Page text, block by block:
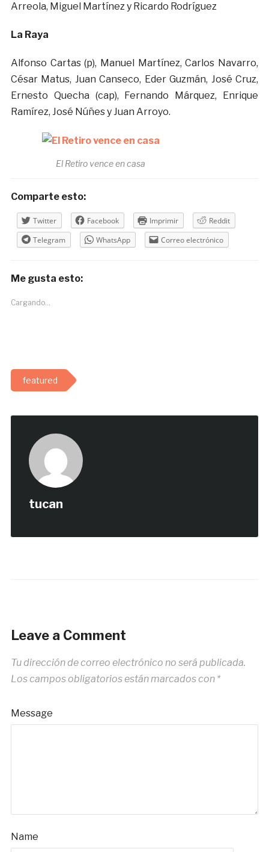
Arreola, Miguel Martínez y Ricardo Rodríguez
La Raya
Alfonso Cartas (p), Manuel Martínez, Carlos Navarro,
César Matus, Juan Canseco, Eder Guzmán, José Cruz,
Ernesto Quecha (cap), Fernando Márquez, Enrique
Ramírez, José Núñes y Juan Arroyo.
El Retiro vence en casa
Comparte esto:
Twitter Facebook Imprimir
Reddit
Telegram
WhatsApp Correo electrónico
Me gusta esto:
Cargando...
featured
tucan
Leave a Comment
Tu dirección de correo electrónico no será publicada.
Los campos obligatorios están marcados con *
Message
Name